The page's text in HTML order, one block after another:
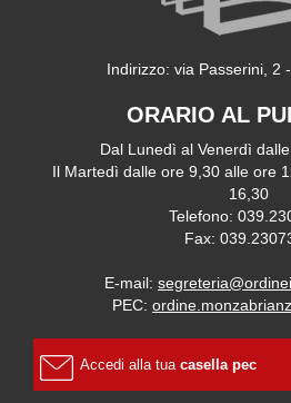
Indirizzo: via Passerini, 2
ORARIO AL
Dal Lunedì al Venerdì
Il Martedì dalle ore 9,30 alle ore
16,30
Telefono:
Fax:
E-mail:
PEC:
Accedi alla tua casella pec